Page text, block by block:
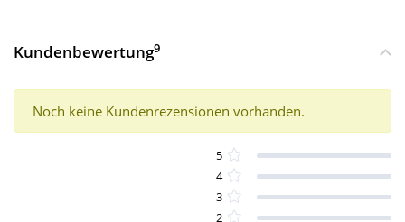
Kundenbewertung9
Noch keine Kundenrezensionen vorhanden.
5
4
3
2